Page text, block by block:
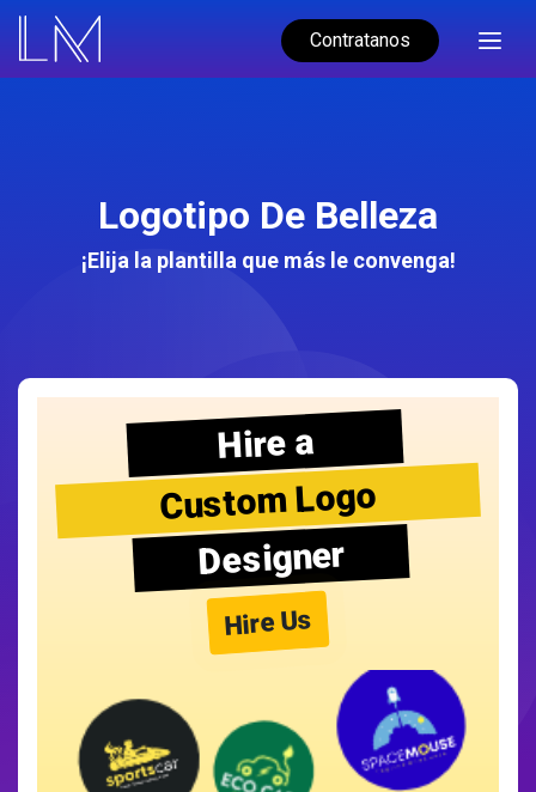
Contratanos
Logotipo De Belleza
¡Elija la plantilla que más le convenga!
Hire a
Custom Logo
Designer
Hire Us